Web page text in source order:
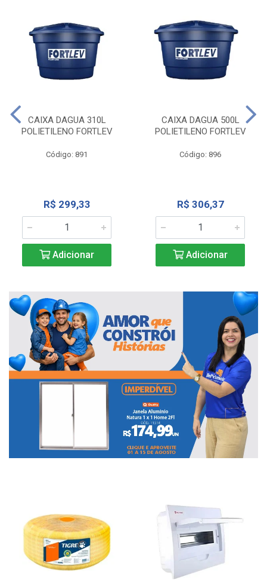
CAIXA DAGUA 310L
POLIETILENO FORTLEV
Código: 891
R$ 299,33
Adicionar
CAIXA DAGUA 500L
POLIETILENO FORTLEV
Código: 896
R$ 306,37
Adicionar